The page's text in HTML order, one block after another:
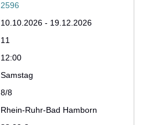
2596
10.10.2026 - 19.12.2026
11
12:00
Samstag
8/8
Rhein-Ruhr-Bad Hamborn